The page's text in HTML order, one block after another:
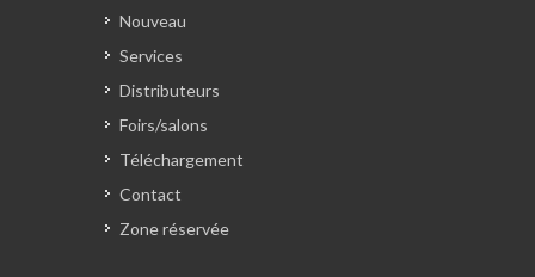
Nouveau
Services
Distributeurs
Foirs/salons
Téléchargement
Contact
Zone réservée